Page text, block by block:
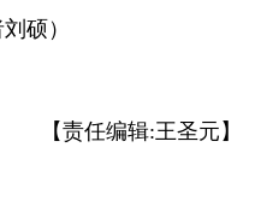
硕）
【责任编辑:王圣元】